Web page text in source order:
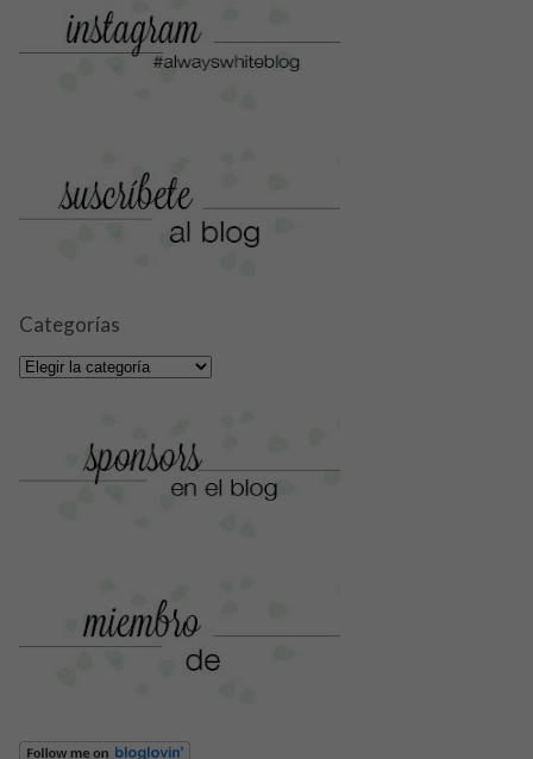
Categorías
Categorías